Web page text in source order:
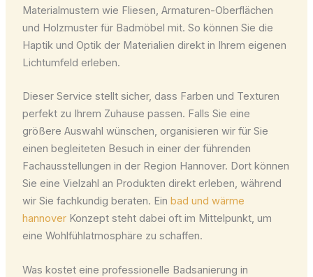
Materialmustern wie Fliesen, Armaturen-Oberflächen
und Holzmuster für Badmöbel mit. So können Sie die
Haptik und Optik der Materialien direkt in Ihrem eigenen
Lichtumfeld erleben.
Dieser Service stellt sicher, dass Farben und Texturen
perfekt zu Ihrem Zuhause passen. Falls Sie eine
größere Auswahl wünschen, organisieren wir für Sie
einen begleiteten Besuch in einer der führenden
Fachausstellungen in der Region Hannover. Dort können
Sie eine Vielzahl an Produkten direkt erleben, während
wir Sie fachkundig beraten. Ein bad und wärme
hannoverKonzept steht dabei oft im Mittelpunkt, um
eine Wohlfühlatmosphäre zu schaffen.
Was kostet eine professionelle Badsanierung in